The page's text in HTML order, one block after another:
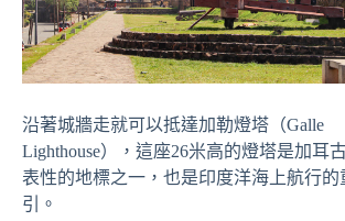
沿著城牆走就可以抵達加勒燈塔（Galle
Lighthouse），這座26米高的燈塔是加耳
表性的地標之一，也是印度洋海上航行的
引。